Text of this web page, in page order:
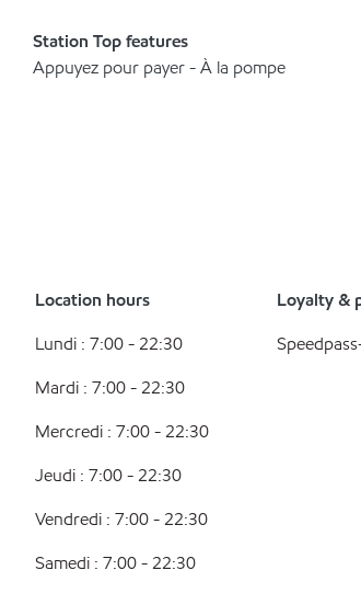
Station Top features
Appuyez pour payer - À la pompe
Location hours
Lundi : 7:00 - 22:30
Mardi : 7:00 - 22:30
Mercredi : 7:00 - 22:30
Jeudi : 7:00 - 22:30
Vendredi : 7:00 - 22:30
Samedi : 7:00 - 22:30
Loyalty &